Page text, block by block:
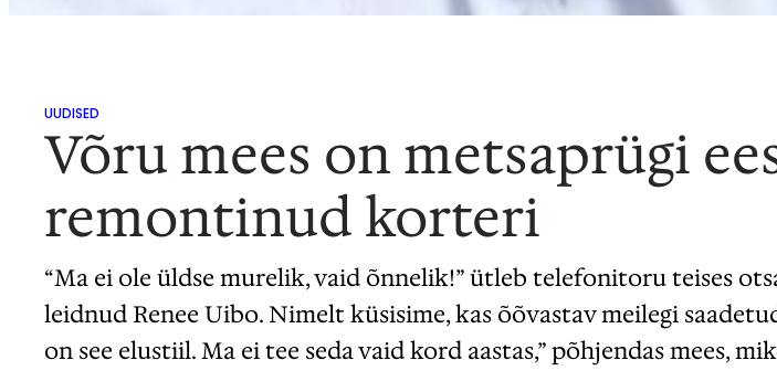
UUDISED
Võru mees on metsaprügi
remontinud korteri
“Ma ei ole üldse murelik, vaid õnnelik!” ütleb telefonitoru teises
leidnud Renee Uibo. Nimelt küsisime, kas õõvastav meilegi
on see elustiil. Ma ei tee seda vaid kord aastas,” põhjendas mees,